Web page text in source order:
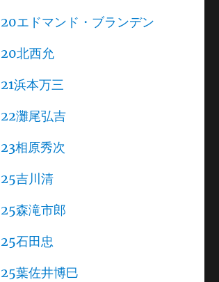
20エドマンド・ブランデン
20北西允
21浜本万三
22灘尾弘吉
23相原秀次
25吉川清
25森滝市郎
25石田忠
25葉佐井博巳